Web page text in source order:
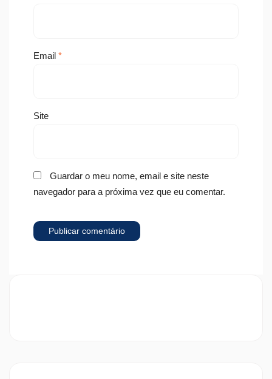
Email *
Site
Guardar o meu nome, email e site neste
navegador para a próxima vez que eu comentar.